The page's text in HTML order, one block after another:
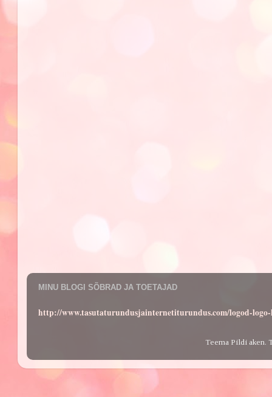
MINU BLOGI SÕBRAD JA TOETAJAD
http://www.tasutaturundusjainternetiturundus.com/logod-
Teema Pildi aken.